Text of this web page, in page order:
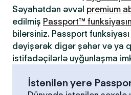
Səyahətdən əvvəl premium
edilmiş Passport™
bilərsiniz. Passport funksiyası
dəyişərək digər şəhər və ya
istifadəçilərlə uyğunlaşma
İstənilən yerə